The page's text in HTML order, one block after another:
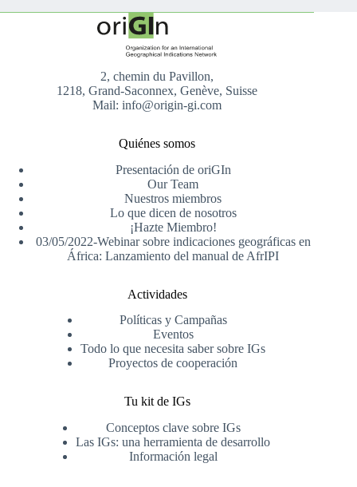
2, chemin du Pavillon,
1218, Grand-Saconnex, Genève, Suisse
Mail: info@origin-gi.com
Quiénes somos
Presentación de oriGIn
Our Team
Nuestros miembros
Lo que dicen de nosotros
¡Hazte Miembro!
03/05/2022-Webinar sobre indicaciones geográficas en
África: Lanzamiento del manual de AfrIPI
Actividades
Políticas y Campañas
Eventos
Todo lo que necesita saber sobre IGs
Proyectos de cooperación
Tu kit de IGs
Conceptos clave sobre IGs
Las IGs: una herramienta de desarrollo
Información legal